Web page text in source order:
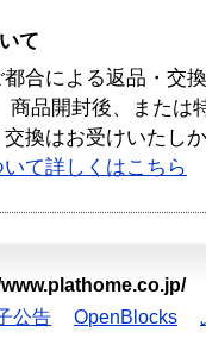
て
合による返品・交
商品開封後、または
換はお受けいたし
て詳しくはこちら
公告 OpenBlocks